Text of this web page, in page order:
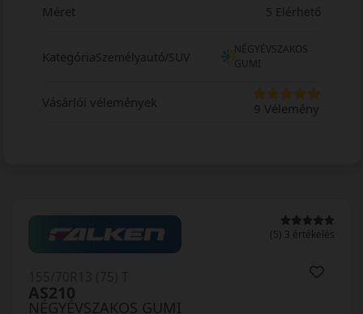
Méret 5 Elérhető
KategóriaSzemélyautó/SUV
NÉGYÉVSZAKOS
GUMI
Vásárlói vélemények 9 Vélemény
(5) 3 értékelés
NÉGYÉVSZAKOS GUMI
AS210